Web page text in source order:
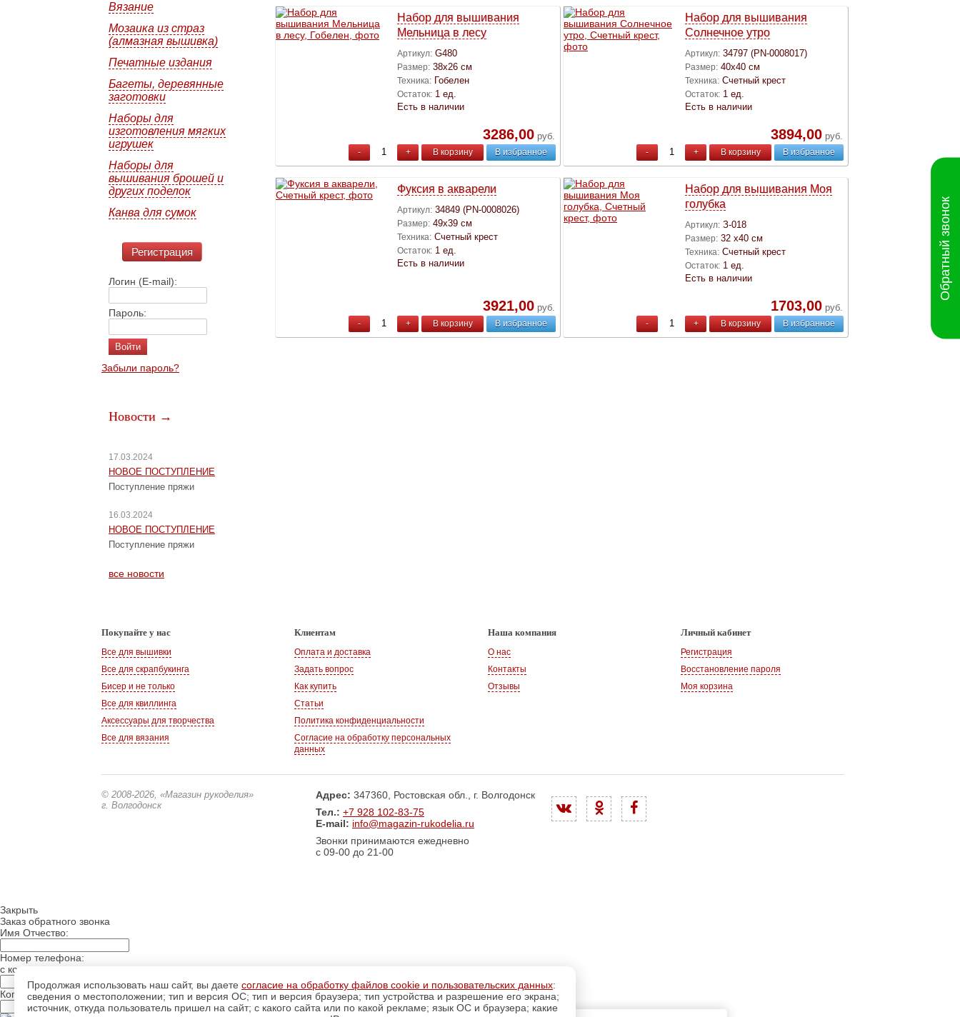
Вязание
Мозаика из страз
(алмазная вышивка)
Печатные издания
Багеты, деревянные
заготовки
Наборы для
изготовления мягких
игрушек
Наборы для
вышивания брошей и
других поделок
Канва для сумок
Регистрация
Логин (E-mail):
Пароль:
Забыли пароль?
Новости →
17.03.2024
НОВОЕ ПОСТУПЛЕНИЕ
Поступление пряжи
16.03.2024
НОВОЕ ПОСТУПЛЕНИЕ
Поступление пряжи
все новости
Набор для вышивания
Мельница в лесу
Артикул: G480
Размер: 38х26 см
Техника: Гобелен
Остаток: 1 ед.
Есть в наличии
3286,00 руб.
- + В корзину В избранное
Набор для вышивания
Cолнечное утро
Артикул: 34797 (PN-0008017)
Размер: 40х40 см
Техника: Счетный крест
Остаток: 1 ед.
Есть в наличии
3894,00 руб.
- + В корзину В избранное
Фуксия в акварели
Артикул: 34849 (PN-0008026)
Размер: 49х39 см
Техника: Счетный крест
Остаток: 1 ед.
Есть в наличии
3921,00 руб.
- + В корзину В избранное
Набор для вышивания Моя
голубка
Артикул: З-018
Размер: 32 х40 см
Техника: Счетный крест
Остаток: 1 ед.
Есть в наличии
1703,00 руб.
- + В корзину В избранное
Покупайте у нас
Все для вышивки
Все для скрапбукинга
Бисер и не только
Все для квиллинга
Аксессуары для творчества
Все для вязания
Клиентам
Оплата и доставка
Задать вопрос
Как купить
Статьи
Политика конфиденциальности
Согласие на обработку персональных
данных
Наша компания
О нас
Контакты
Отзывы
Личный кабинет
Регистрация
Восстановление пароля
Моя корзина
© 2008-2026, «Магазин рукоделия»
г. Волгодонск
Адрес: 347360, Ростовская обл., г. Волгодонск
Тел.: +7 928 102-83-75
E-mail: info@magazin-rukodelia.ru
Звонки принимаются ежедневно
с 09-00 до 21-00
Обратный звонок
Продолжая использовать наш сайт, вы даете согласие на обработку файлов cookie и пользовательских данных:
сведения о местоположении; тип и версия ОС; тип и версия браузера; тип устройства и разрешение его экрана;
источник, откуда пользователь пришел на сайт; с какого сайта или по какой рекламе; язык ОС и браузера; какие
Закрыть
Заказ обратного звонка
Имя Отчество:
Номер телефона:
с кодом города
Когда позвонить?